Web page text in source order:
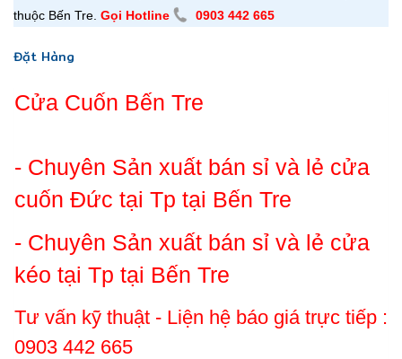
thuộc Bến Tre. Gọi Hotline 0903 442 665
Đặt Hàng
Cửa Cuốn Bến Tre
- Chuyên Sản xuất bán sỉ và lẻ cửa
cuốn Đức tại Tp tại Bến Tre
- Chuyên Sản xuất bán sỉ và lẻ cửa
kéo tại Tp tại Bến Tre
Tư vấn kỹ thuật - Liện hệ báo giá trực tiếp :
0903 442 665